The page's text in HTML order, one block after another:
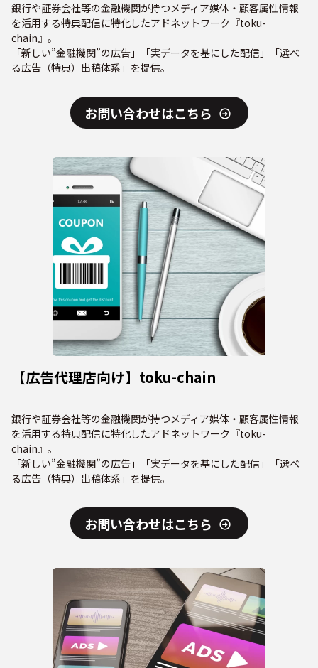
銀行や証券会社等の金融機関が持つメディア媒体・顧客属性情報
を活用する特典配信に特化したアドネットワーク『toku-
chain』。
「新しい”金融機関”の広告」「実データを基にした配信」「選べ
る広告（特典）出稿体系」を提供。
お問い合わせはこちら
【広告代理店向け】toku-chain
銀行や証券会社等の金融機関が持つメディア媒体・顧客属性情報
を活用する特典配信に特化したアドネットワーク『toku-
chain』。
「新しい”金融機関”の広告」「実データを基にした配信」「選べ
る広告（特典）出稿体系」を提供。
お問い合わせはこちら